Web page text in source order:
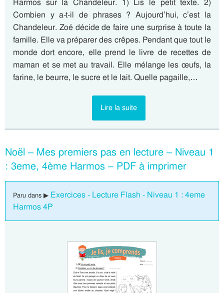
Harmos sur la Chandeleur. 1) Lis le petit texte. 2)
Combien y a-t-il de phrases ? Aujourd’hui, c’est la
Chandeleur. Zoé décide de faire une surprise à toute la
famille. Elle va préparer des crêpes. Pendant que tout le
monde dort encore, elle prend le livre de recettes de
maman et se met au travail. Elle mélange les œufs, la
farine, le beurre, le sucre et le lait. Quelle pagaille,…
Lire la suite
Noël – Mes premiers pas en lecture – Niveau 1
: 3eme, 4ème Harmos – PDF à imprimer
Paru dans ▶ Exercices - Lecture Flash - Niveau 1 : 4eme
Harmos 4P